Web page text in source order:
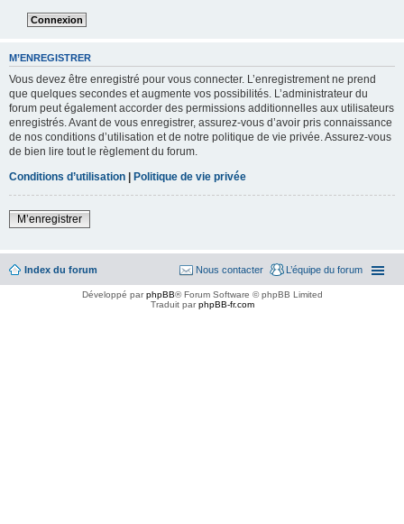
M’ENREGISTRER
Vous devez être enregistré pour vous connecter. L’enregistrement ne prend
que quelques secondes et augmente vos possibilités. L’administrateur du
forum peut également accorder des permissions additionnelles aux utilisateurs
enregistrés. Avant de vous enregistrer, assurez-vous d’avoir pris connaissance
de nos conditions d’utilisation et de notre politique de vie privée. Assurez-vous
de bien lire tout le règlement du forum.
Conditions d’utilisation | Politique de vie privée
M’enregistrer
Index du forum L’équipe du forum
Nous contacter
Développé parphpBB® Forum Software © phpBB Limited
Traduit parphpBB-fr.com